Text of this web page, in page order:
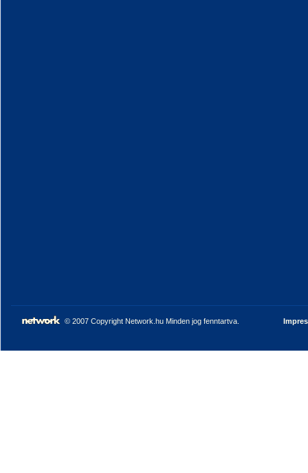
© 2007 Copyright Network.hu Minden jog fenntartva.